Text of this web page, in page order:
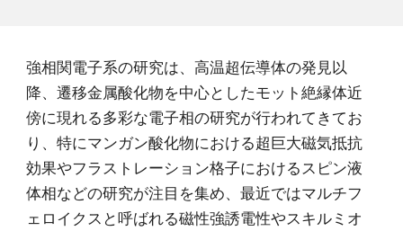
強相関電子系の研究は、高温超伝導体の発見以
降、遷移金属酸化物を中心としたモット絶縁体近
傍に現れる多彩な電子相の研究が行われてきてお
り、特にマンガン酸化物における超巨大磁気抵抗
効果やフラストレーション格子におけるスピン液
体相などの研究が注目を集め、最近ではマルチフ
ェロイクスと呼ばれる磁性強誘電性やスキルミオ